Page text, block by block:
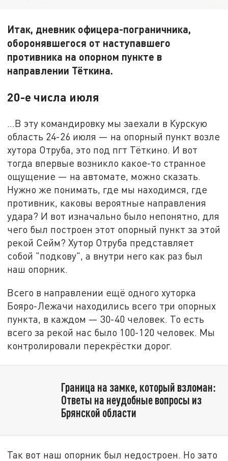
Итак, дневник офицера-пограничника,
оборонявшегося от наступавшего
противника на опорном пункте в
направлении Тёткина.
20-е числа июля
...В эту командировку мы заехали в Курскую
область 24-26 июля — на опорный пункт возле
хутора Отруба, это под пгт Тёткино. И вот
тогда впервые возникло какое-то странное
ощущение — на автомате, можно сказать.
Нужно же понимать, где мы находимся, где
противник, каковы вероятные направления
удара? И вот изначально было непонятно, для
чего был построен этот опорный пункт за этой
рекой Сейм? Хутор Отруба представляет
собой "подкову", а внутри него как раз был
наш опорник.
Всего в направлении ещё одного хуторка
Бояро-Лежачи находились всего три опорных
пункта, в каждом — 30-40 человек. То есть
всего за рекой нас было 100-120 человек. Мы
контролировали перекрёстки дорог.
Граница на замке, который взломан:
Ответы на неудобные вопросы из
Брянской области
Так вот наш опорник был недостроен. Но зато